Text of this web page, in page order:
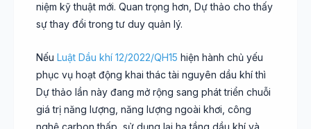
niệm kỹ thuật mới. Quan trọng hơn, Dự thảo cho thấy
sự thay đổi trong tư duy quản lý.
Nếu Luật Dầu khí 12/2022/QH15 hiện hành chủ yếu
phục vụ hoạt động khai thác tài nguyên dầu khí thì
Dự thảo lần này đang mở rộng sang phát triển chuỗi
giá trị năng lượng, năng lượng ngoài khơi, công
nghệ carbon thấp, sử dụng lại hạ tầng dầu khí và